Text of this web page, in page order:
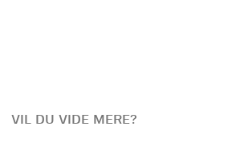
VIL DU VIDE MERE?